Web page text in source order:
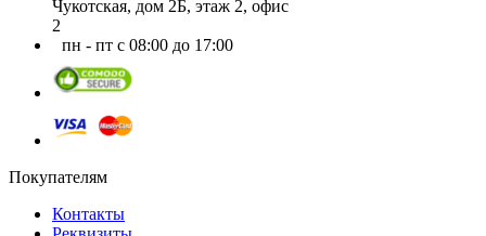
Чукотская, дом 2Б, этаж 2, офис
2
пн - пт с 08:00 до 17:00
Покупателям
Контакты